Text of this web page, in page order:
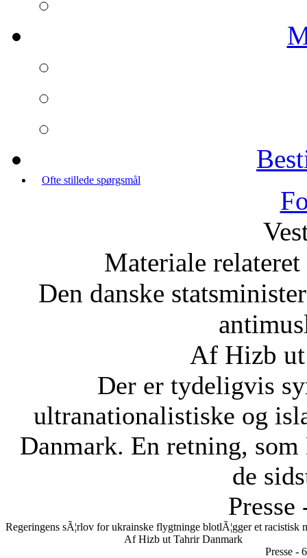
Ofte stillede spørgsmål
Materiale
Den danske
Af Hizb
Der er tydeligvis
ultranationalistiske og
Danmark. En retning,
de
Regeringens sÃ¦rlov for ukrainske flygtninge blotlÃ¦gger et racistisk
Af Hizb ut Tahrir Danmark
Presse -